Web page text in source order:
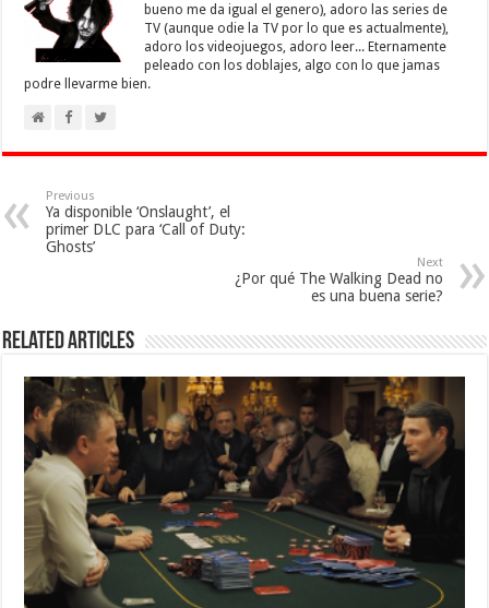
bueno me da igual el genero), adoro las series de
TV (aunque odie la TV por lo que es actualmente),
adoro los videojuegos, adoro leer... Eternamente
peleado con los doblajes, algo con lo que jamas
podre llevarme bien.
Previous
Ya disponible ‘Onslaught’, el
primer DLC para ‘Call of Duty:
Ghosts’
Next
¿Por qué The Walking Dead no
es una buena serie?
Related Articles